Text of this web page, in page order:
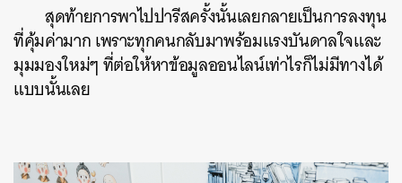
สุดท้ายการพาไปปารีสครั้งนั้นเลยกลายเป็นการลงทุน
ที่คุ้มค่ามาก เพราะทุกคนกลับมาพร้อมแรงบันดาลใจและ
มุมมองใหม่ๆ ที่ต่อให้หาข้อมูลออนไลน์เท่าไรก็ไม่มีทางได้
แบบนั้นเลย